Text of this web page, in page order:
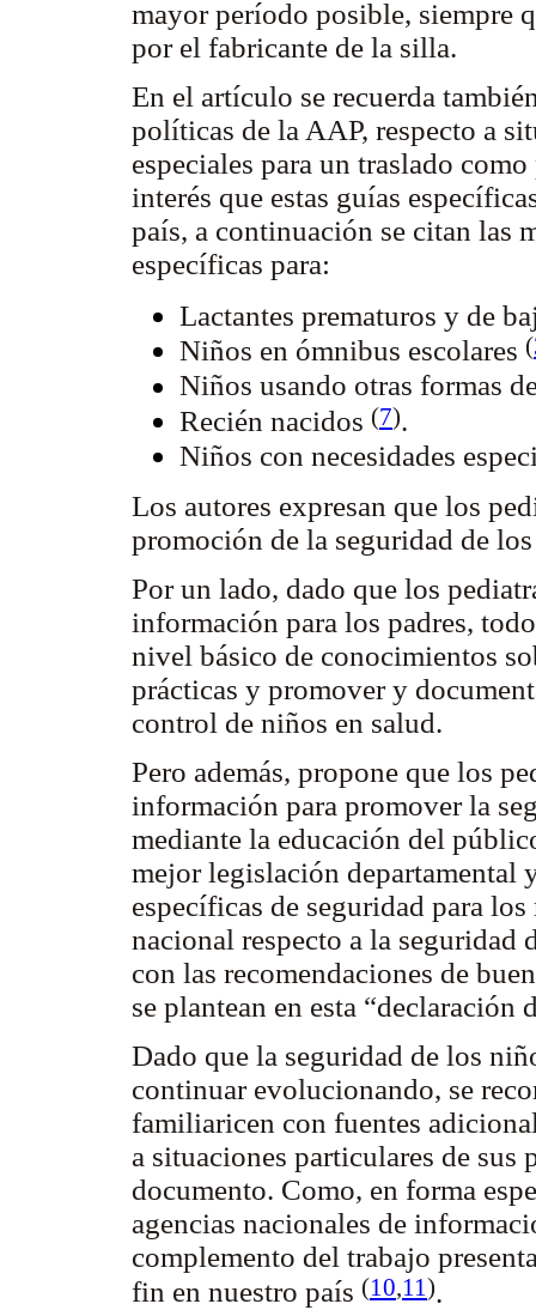
mayor período posible, siempre
por el fabricante de la silla.
En el artículo se recuerda
políticas de la AAP, respecto a
especiales para un traslado
interés que estas guías
país, a continuación se citan las
específicas para:
Lactantes prematuros y de
Niños en ómnibus escolares (
Niños usando otras formas
Recién nacidos (7).
Niños con necesidades
Los autores expresan que los
promoción de la seguridad de
Por un lado, dado que los
información para los padres,
nivel básico de conocimientos
prácticas y promover y
control de niños en salud.
Pero además, propone que los
información para promover la
mediante la educación del
mejor legislación departamental
específicas de seguridad para
nacional respecto a la seguridad
con las recomendaciones de
se plantean en esta “declaración
Dado que la seguridad de los
continuar evolucionando, se
familiaricen con fuentes
a situaciones particulares de sus
documento. Como, en forma
agencias nacionales de
complemento del trabajo
fin en nuestro país (10,11).